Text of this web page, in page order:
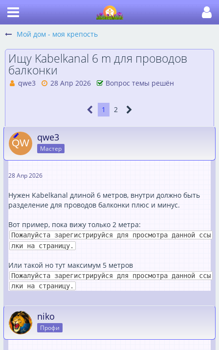
Мой дом - моя крепость
Ищу Kabelkanal 6 m для проводов
балконки
qwe3 28 Апр 2026 Вопрос темы решён
1 2
qwe3
Мастер
28 Апр 2026
Нужен Kabelkanal длиной 6 метров, внутри должно быть
разделение для проводов балконки плюс и минус.
Вот пример, пока вижу только 2 метра:
Пожалуйста зарегистрируйся для просмотра данной ссы
лки на страницу.
Или такой но тут максимум 5 метров
Пожалуйста зарегистрируйся для просмотра данной ссы
лки на страницу.
niko
Профи